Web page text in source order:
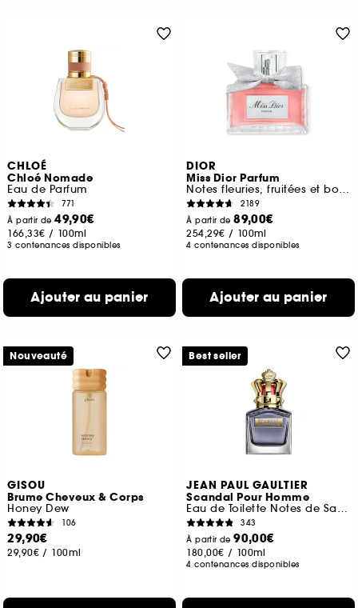
CHLOÉ
Chloé Nomade
Eau de Parfum
771
À partir de49,90€
166,33€ / 100ml
3 contenances disponibles
Ajouter au panier
DIOR
Miss Dior Parfum
Notes fleuries, fruitées et boisées intenses
2189
À partir de89,00€
254,29€ / 100ml
4 contenances disponibles
Ajouter au panier
GISOU
Brume Cheveux & Corps
Honey Dew
106
29,90€
29,90€ / 100ml
Nouveauté
JEAN PAUL GAULTIER
Scandal Pour Homme
Eau de Toilette Notes de Sauge, Fève Tonka et Vétiver
343
À partir de90,00€
180,00€ / 100ml
4 contenances disponibles
Best seller